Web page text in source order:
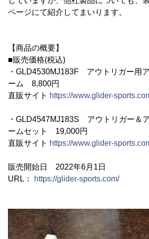
ページにて紹介してまいります。
【商品の概要】
■販売価格(税込)
・GLD4530MJ183F アウトリガー用
ーム 8,800円
直販サイト https://www.glider-
・GLD4547MJ183S アウトリガー＆
ームセット 19,000円
直販サイト https://www.glider-
販売開始日 2022年6月1日
URL：
https://glider-sports.com/